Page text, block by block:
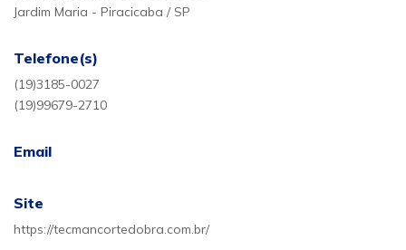
Jardim Maria - Piracicaba / SP
Telefone(s)
(19)3185-0027
(19)99679-2710
Email
Site
https://tecmancortedobra.com.br/